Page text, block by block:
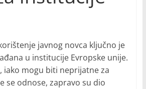
javnog novca ključno je
u institucije Evropske unije.
iako mogu biti neprijatne za
se odnose, zapravo su dio